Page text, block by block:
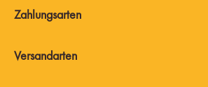
Zahlungsarten
Versandarten